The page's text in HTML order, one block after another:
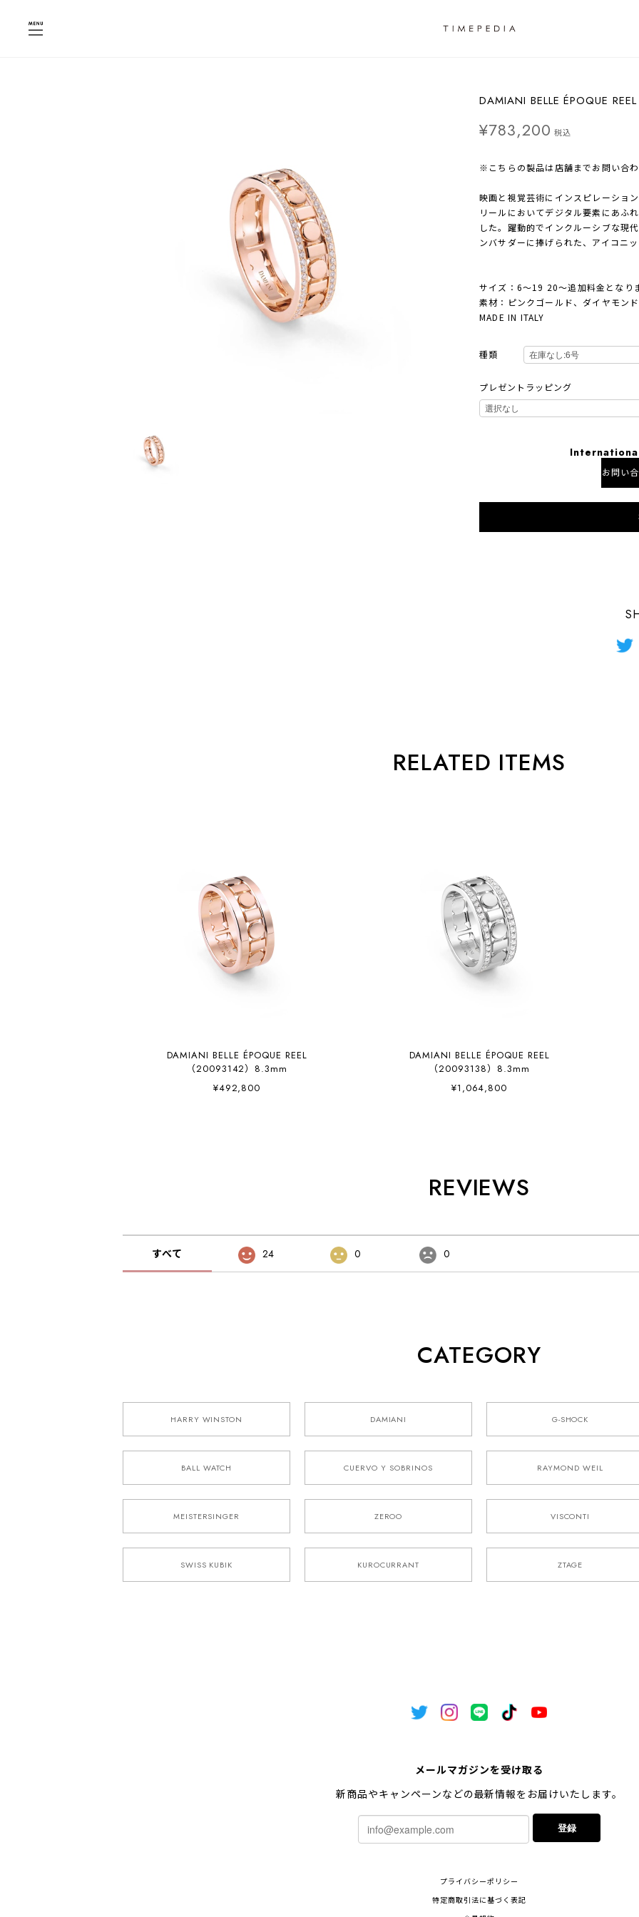
DAMIANI BELLE ÉPOQUE
¥783,200 税込
※こちらの製品は店舗までお問い合
映画と視覚芸術にインスピレーショ
リールにおいてデジタル要素にあふ
した。躍動的でインクルーシブな現
ンバサダーに捧げられた、アイコニ
サイズ：6〜19 20〜追加料金となり
素材：ピンクゴールド、ダイヤモン
MADE IN ITALY
種類
プレゼントラッピング
お問い
RELATED ITEMS
DAMIANI BELLE ÉPOQUE REEL
（20093142）8.3mm
¥492,800
DAMIANI BELLE ÉPOQUE REEL
（20093138）8.3mm
¥1,064,800
REVIEWS
すべて 24 0 0
CATEGORY
HARRY WINSTON DAMIANI G-SHOCK
BALL WATCH CUERVO Y SOBRINOS RAYMOND WEIL
MEISTERSINGER ZEROO VISCONTI
SWISS KUBIK KUROCURRANT ZTAGE
メールマガジンを受け取る
新商品やキャンペーンなどの最新情報をお届けいたします。
登録
プライバシーポリシー
特定商取引法に基づく表記